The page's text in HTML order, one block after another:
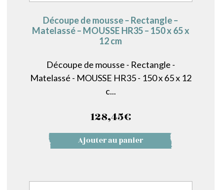
Découpe de mousse – Rectangle –
Matelassé – MOUSSE HR35 – 150 x 65 x
12 cm
Découpe de mousse - Rectangle -
Matelassé - MOUSSE HR35 - 150 x 65 x 12
c...
128,45€
Ajouter au panier